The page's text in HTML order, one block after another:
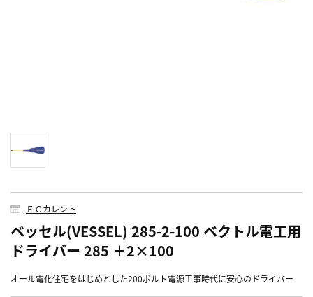
ＥＣカレント
ベッセル(VESSEL) 285-2-100 ベクトル電工用
ドライバー 285 ＋2×100
オール電化住宅をはじめとした200ボルト電源工事時代に安心のドライバー